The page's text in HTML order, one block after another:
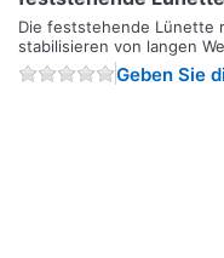
Die feststehende Lünette
stabilisieren von langen
Geben Sie